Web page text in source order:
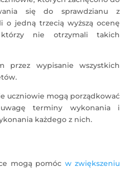
się do sprawdzianu z
o jedną trzecią wyższą ocenę
nie otrzymali takich
przez wypisanie wszystkich
uczniowie mogą porządkować
terminy wykonania i
każdego z nich.
mogą pomóc w zwiększeniu